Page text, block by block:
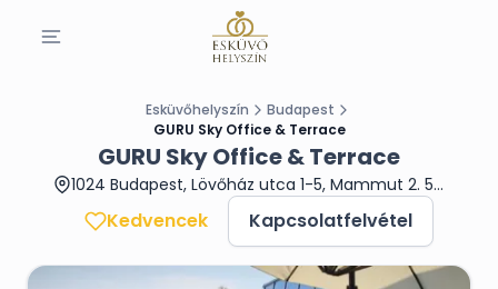
Esküvőhelyszín
Budapest
GURU Sky Office & Terrace
GURU Sky Office & Terrace
1024 Budapest, Lövőház utca 1-5, Mammut 2. 5.emelet
Kedvencek Kapcsolatfelvétel